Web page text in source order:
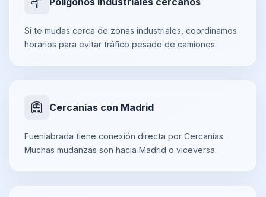
Si te mudas cerca de zonas industriales, coordinamos
horarios para evitar tráfico pesado de camiones.
Cercanías con Madrid
Fuenlabrada tiene conexión directa por Cercanías.
Muchas mudanzas son hacia Madrid o viceversa.